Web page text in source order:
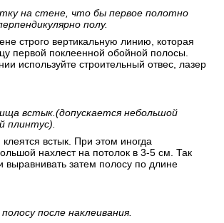
на стене, что бы первое полотно
полу.
строго вертикальную линию, которая
первой поклеенной обойной полосы.
используйте строительный отвес, лазер
встык.(допускается небольшой
плинтус).
встык. При этом иногда
нахлест на потолок в 3-5 см. Так
выравнивать затем полосу по длине
после наклеивания.